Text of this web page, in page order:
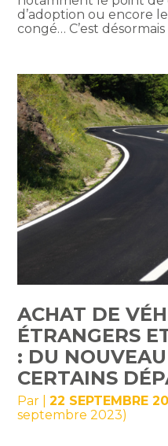
d’adoption ou encore
congé… C’est
ACHAT DE
ÉTRANGERS
: DU
CERTAINS
Par |22 SEPTEMBRE
septembre 2023)